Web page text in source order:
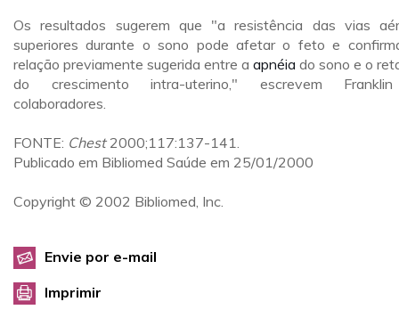
Os resultados sugerem que "a resistência das vias
superiores durante o sono pode afetar o feto e
relação previamente sugerida entre a apnéia do sono e o
do crescimento intra-uterino," escrevem
colaboradores.
FONTE: Chest2000;117:137-141.
Publicado em Bibliomed Saúde em 25/01/2000
Copyright © 2002 Bibliomed, Inc.
Envie por e-mail
Imprimir